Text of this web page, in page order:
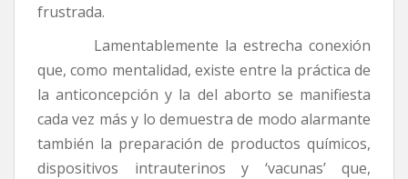
frustrada.
Lamentablemente la estrecha conexión
que, como mentalidad, existe entre la práctica de
la anticoncepción y la del aborto se manifiesta
cada vez más y lo demuestra de modo alarmante
también la preparación de productos químicos,
dispositivos intrauterinos y ‘vacunas’ que,